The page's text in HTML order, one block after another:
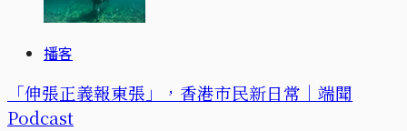
播客
「伸張正義報東張」，香港市民新日常｜端聞
Podcast